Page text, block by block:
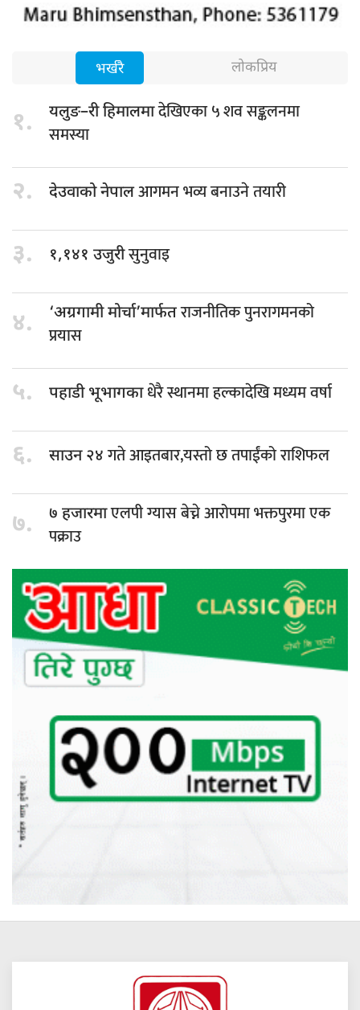
भर्खरै लोकप्रिय
१. यलुङ–री हिमालमादेखिएका ५ शव सङ्कलनमा
समस्या
२. देउवाको नेपालआगमन भव्य बनाउने तयारी
३. १,१४१ उजुरीसुनुवाइ
४. ‘अग्रगामी मोर्चा’मार्फतराजनीतिक पुनरागमनको
प्रयास
५. पहाडी भूभागकाधेरै स्थानमा हल्कादेखि मध्यम वर्षा
६. साउन २४गते आइतबार,यस्तो छ तपाईंको राशिफल
७. ७ हजारमाएलपी ग्यास बेच्ने आरोपमा भक्तपुरमा एक
पक्राउ